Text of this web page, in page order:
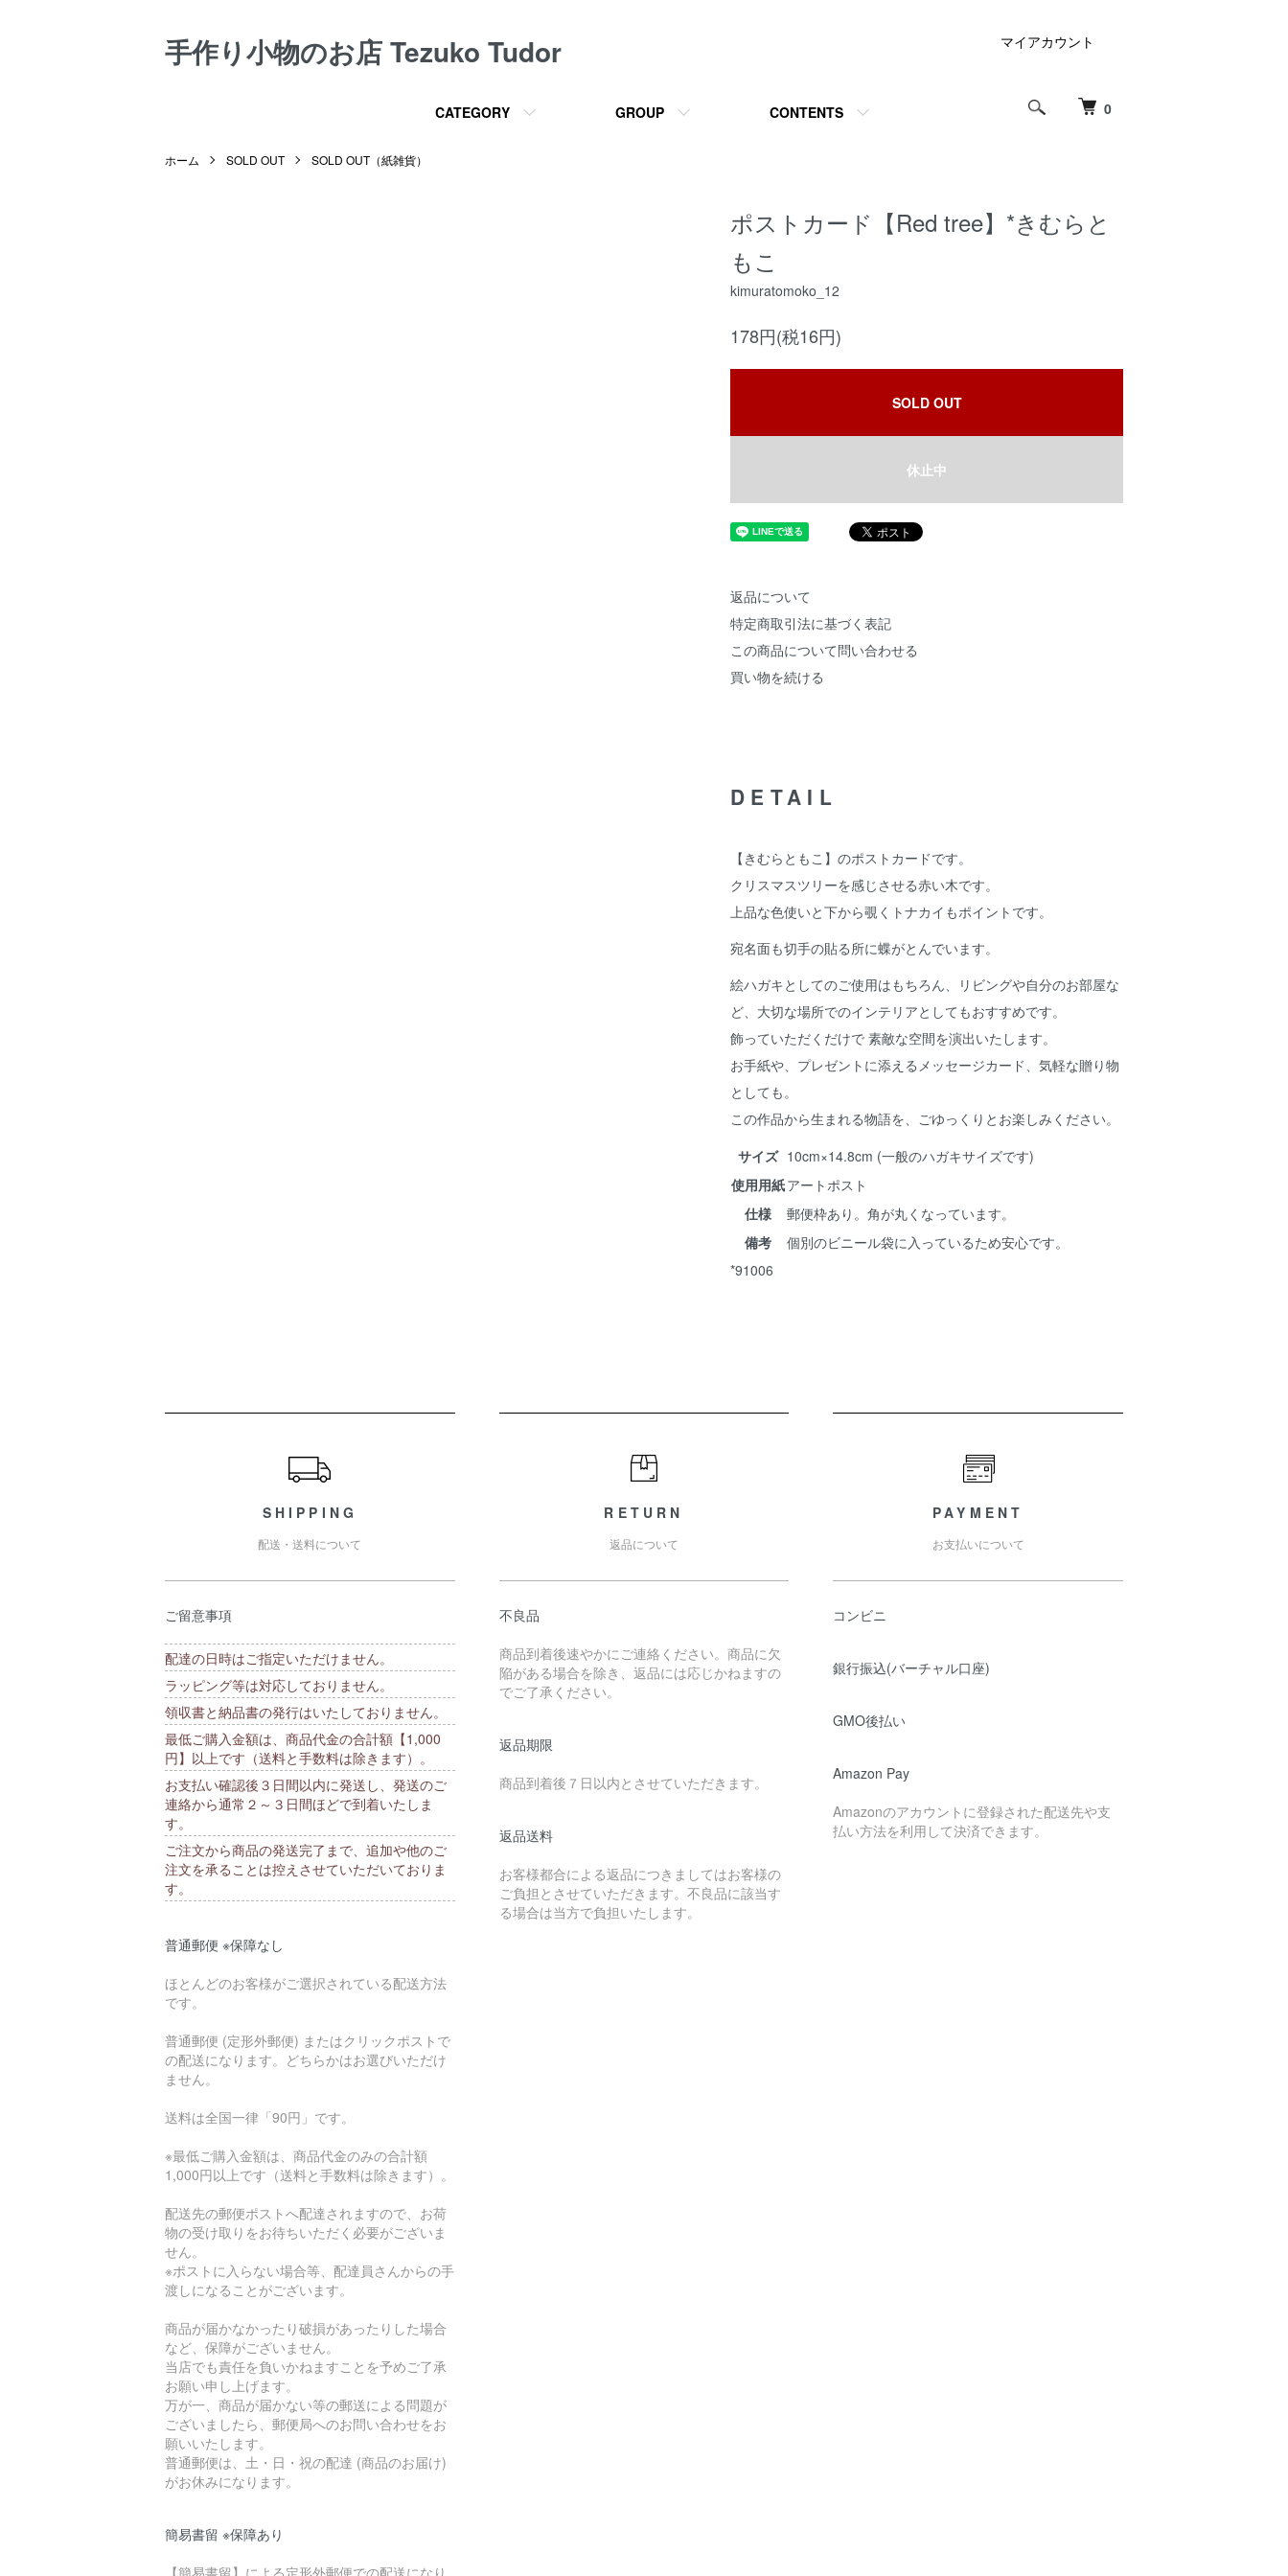
手作り小物のお店 Tezuko Tudor
0
CATEGORY GROUP CONTENTS
マイアカウント
ホーム SOLD OUT SOLD OUT（紙雑貨）
ポストカード【Red tree】*きむらと
もこ
kimuratomoko_12
178円(税16円)
SOLD OUT
休止中
返品について
特定商取引法に基づく表記
この商品について問い合わせる
買い物を続ける
DETAIL
【きむらともこ】のポストカードです。
クリスマスツリーを感じさせる赤い木です。
上品な色使いと下から覗くトナカイもポイントです。
宛名面も切手の貼る所に蝶がとんでいます。
絵ハガキとしてのご使用はもちろん、リビングや自分のお部屋な
ど、大切な場所でのインテリアとしてもおすすめです。
飾っていただくだけで 素敵な空間を演出いたします。
お手紙や、プレゼントに添えるメッセージカード、気軽な贈り物
としても。
この作品から生まれる物語を、ごゆっくりとお楽しみください。
サイズ 10cm×14.8cm (一般のハガキサイズです)
使用用紙アートポスト
仕様
郵便枠あり。角が丸くなっています。
備考
個別のビニール袋に入っているため安心です。
*91006
SHIPPING
配送・送料について
ご留意事項
配達の日時はご指定いただけません。
ラッピング等は対応しておりません。
領収書と納品書の発行はいたしておりません。
最低ご購入金額は、商品代金の合計額【1,000
円】以上です（送料と手数料は除きます）。
お支払い確認後３日間以内に発送し、発送のご
連絡から通常２～３日間ほどで到着いたしま
す。
ご注文から商品の発送完了まで、追加や他のご
注文を承ることは控えさせていただいておりま
す。
普通郵便 ※保障なし
ほとんどのお客様がご選択されている配送方法
です。
普通郵便 (定形外郵便) またはクリックポストで
の配送になります。どちらかはお選びいただけ
ません。
送料は全国一律「90円」です。
※最低ご購入金額は、商品代金のみの合計額
1,000円以上です（送料と手数料は除きます）。
配送先の郵便ポストへ配達されますので、お荷
物の受け取りをお待ちいただく必要がございま
せん。
※ポストに入らない場合等、配達員さんからの手
渡しになることがございます。
商品が届かなかったり破損があったりした場合
など、保障がございません。
当店でも責任を負いかねますことを予めご了承
お願い申し上げます。
万が一、商品が届かない等の郵送による問題が
ございましたら、郵便局へのお問い合わせをお
願いいたします。
普通郵便は、土・日・祝の配達 (商品のお届け)
がお休みになります。
簡易書留 ※保障あり
【簡易書留】による定形外郵便での配送になり
RETURN
返品について
不良品
商品到着後速やかにご連絡ください。商品に欠
陥がある場合を除き、返品には応じかねますの
でご了承ください。
返品期限
商品到着後７日以内とさせていただきます。
返品送料
お客様都合による返品につきましてはお客様の
ご負担とさせていただきます。不良品に該当す
る場合は当方で負担いたします。
PAYMENT
お支払いについて
コンビニ
銀行振込(バーチャル口座)
GMO後払い
Amazon Pay
Amazonのアカウントに登録された配送先や支
払い方法を利用して決済できます。